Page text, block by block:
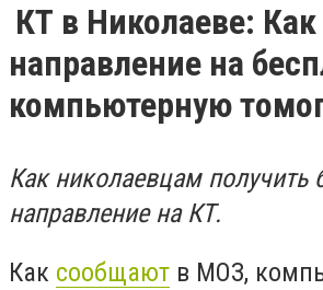
КТ в Николаеве:
направление на
компьютерную
Как николаевцам получить
направление на КТ.
Как сообщают в МОЗ,